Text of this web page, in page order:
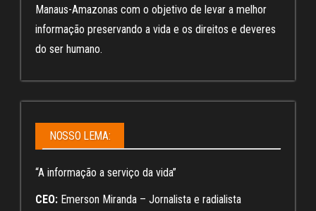
Manaus-Amazonas com o objetivo de levar a melhor
informação preservando a vida e os direitos e deveres
do ser humano.
NOSSO LEMA:
“A informação a serviço da vida”
CEO: Emerson Miranda – Jornalista e radialista